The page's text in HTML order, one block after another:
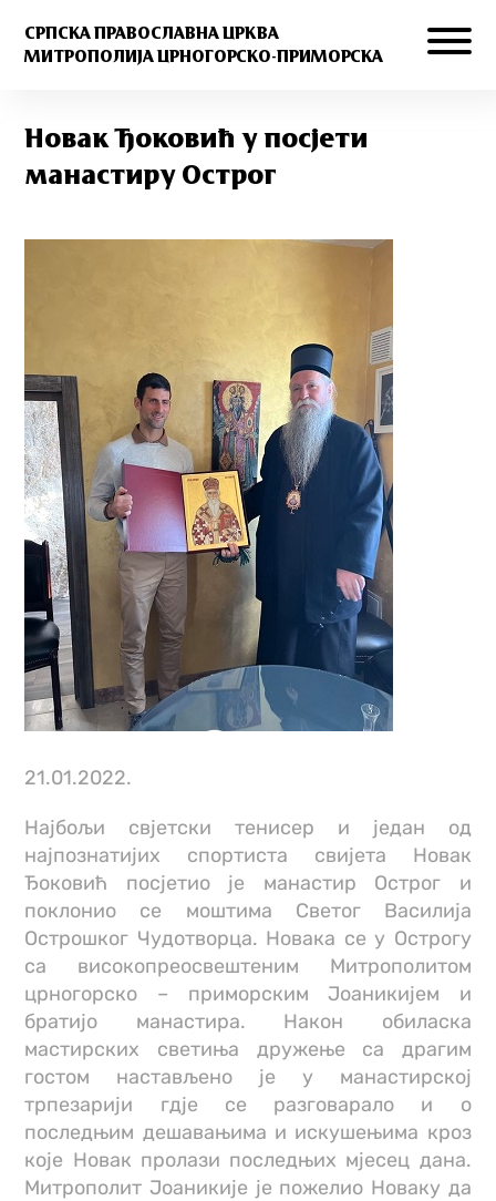
СРПСКА ПРАВОСЛАВНА ЦРКВА
МИТРОПОЛИЈА ЦРНОГОРСКО-ПРИМОРСКА
Новак Ђоковић у посјети
манастиру Острог
21.01.2022.
Најбољи свјетски тенисер и један од
најпознатијих спортиста свијета Новак
Ђоковић посјетио је манастир Острог и
поклонио се моштима Светог Василија
Острошког Чудотворца. Новака се у Острогу
са високопреосвештеним Митрополитом
црногорско – приморским Јоаникијем и
братијо манастира. Након обиласка
мастирских светиња дружење са драгим
гостом настављено је у манастирској
трпезарији гдје се разговарало и о
последњим дешавањима и искушењима кроз
које Новак пролази последњих мјесец дана.
Митрополит Јоаникије је пожелио Новаку да